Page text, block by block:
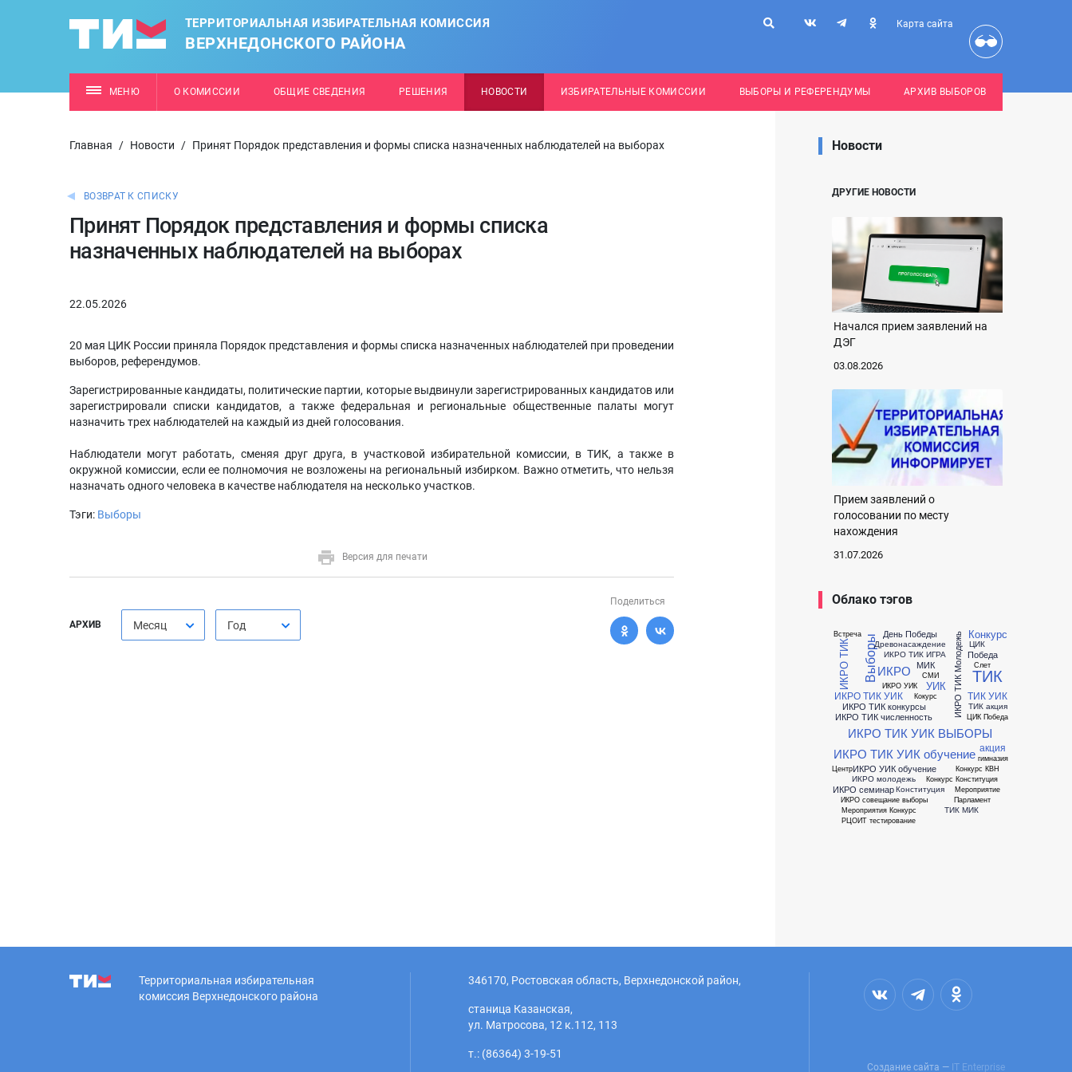
ТЕРРИТОРИАЛЬНАЯ ИЗБИРАТЕЛЬНАЯ КОМИССИЯ
ВЕРХНЕДОНСКОГО РАЙОНА
Карта сайта
МЕНЮ О КОМИССИИ ОБЩИЕ СВЕДЕНИЯ РЕШЕНИЯ НОВОСТИ ИЗБИРАТЕЛЬНЫЕ КОМИССИИ ВЫБОРЫ И РЕФЕРЕНДУМЫ АРХИВ ВЫБОРОВ
Главная / Новости / Принят Порядок представления и формы списка назначенных наблюдателей на выборах
ВОЗВРАТ К СПИСКУ
Принят Порядок представления и формы списка
назначенных наблюдателей на выборах
22.05.2026
20 мая ЦИК России приняла Порядок представления и формы списка назначенных наблюдателей при проведении
выборов, референдумов.
Зарегистрированные кандидаты, политические партии, которые выдвинули зарегистрированных кандидатов или
зарегистрировали списки кандидатов, а также федеральная и региональные общественные палаты могут
назначить трех наблюдателей на каждый из дней голосования.
Наблюдатели могут работать, сменяя друг друга, в участковой избирательной комиссии, в ТИК, а также в
окружной комиссии, если ее полномочия не возложены на региональный избирком. Важно отметить, что нельзя
назначать одного человека в качестве наблюдателя на несколько участков.
Тэги: Выборы
Версия для печати
АРХИВ Месяц Год
Поделиться
Новости
ДРУГИЕ НОВОСТИ
Начался прием заявлений на
ДЭГ
03.08.2026
Прием заявлений о
голосовании по месту
нахождения
31.07.2026
Облако тэгов
Встреча
Выборы
День Победы
Древонасаждение
ИКРО
ИКРО ТИК ИКРО ТИК ИГРА ИКРО ТИК Молодежь
ИКРО ТИК УИК
ИКРО ТИК УИК ВЫБОРЫ
ИКРО ТИК УИК обучение
ИКРО ТИК конкурсы
ИКРО ТИК численность
ИКРО УИК
ИКРО УИК обучение
ИКРО молодежь
ИКРО семинар
ИКРО совещание выборы
Кокурс
Конкурс
Конкурс КВН
Конкурс Конституция
Конституция
МИК
Мероприятие
Мероприятия Конкурс
Парламент
Победа
РЦОИТ тестирование
СМИ
Слет
ТИК
ТИК МИК
ТИК УИК
ТИК акция
УИК
ЦИК
ЦИК Победа
Центр
акция
гимназия
Территориальная избирательная
комиссия Верхнедонского района
346170, Ростовская область, Верхнедонской район,
станица Казанская,
ул. Матросова, 12 к.112, 113
т.: (86364) 3-19-51
Создание сайта — IT Enterprise